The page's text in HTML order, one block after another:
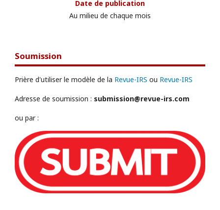
Date de publication
Au milieu de chaque mois
Soumission
Prière d'utiliser le modèle de la Revue-IRS ou Revue-IRS
Adresse de soumission : submission@revue-irs.com
ou par :